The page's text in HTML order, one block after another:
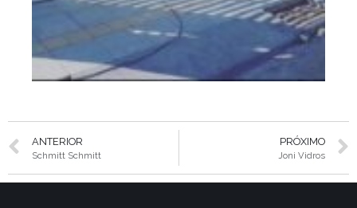
ANTERIOR
Schmitt Schmitt
PRÓXIMO
Joni Vidros